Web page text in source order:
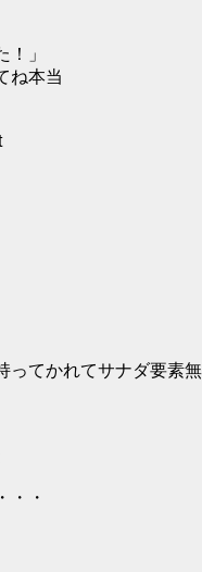
」
ね本当
ってかれてサナダ要素無
・・